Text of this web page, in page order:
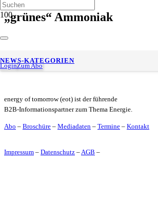
LoginZum Abo
NEWS-KATEGORIEN
„grünes“ Ammoniak
RWE und VTG: Logistikkonzept für
vom Importterminal zum Kunden
energy of tomorrow (eot) ist der führende
B2B-Informationspartner zum Thema Energie.
Abo – Broschüre – Mediadaten – Termine – Kontakt
Impressum – Datenschutz –AGB –